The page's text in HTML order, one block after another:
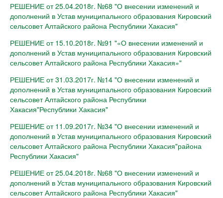
РЕШЕНИЕ от 25.04.2018г. №68 "О внесении изменений и
дополнений в Устав муниципального образования Кировский
сельсовет Алтайского района Республики Хакасия"
РЕШЕНИЕ от 15.10.2018г. №91 "«О внесении изменений и
дополнений в Устав муниципального образования Кировский
сельсовет Алтайского района Республики Хакасия»"
РЕШЕНИЕ от 31.03.2017г. №14 "О внесении изменений и
дополнений в Устав муниципального образования Кировский
сельсовет Алтайского района Республики
Хакасия"Республики Хакасия"
РЕШЕНИЕ от 11.09.2017г. №34 "О внесении изменений и
дополнений в Устав муниципального образования Кировский
сельсовет Алтайского района Республики Хакасия"района
Республики Хакасия"
РЕШЕНИЕ от 25.04.2018г. №68 "О внесении изменений и
дополнений в Устав муниципального образования Кировский
сельсовет Алтайского района Республики Хакасия"